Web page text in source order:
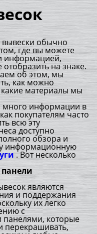
обычно
где вы можете
информацией,
на знаке.
об этом, мы
как можно
какие материалы мы
много информации в
покупателям часто
всю эту
доступно
обзора и
информационную
. Вот несколько
являются
и поддержания
их легко
с
которые
перекрашивать,